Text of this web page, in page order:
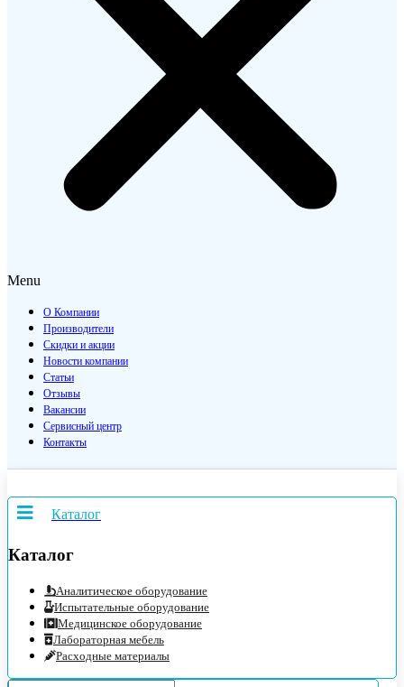
Menu
О Компании
Производители
Скидки и акции
Новости компании
Статьи
Отзывы
Вакансии
Сервисный центр
Контакты
Каталог
Каталог
Аналитическое оборудование
Испытательные оборудование
Медицинское оборудование
Лабораторная мебель
Расходные материалы